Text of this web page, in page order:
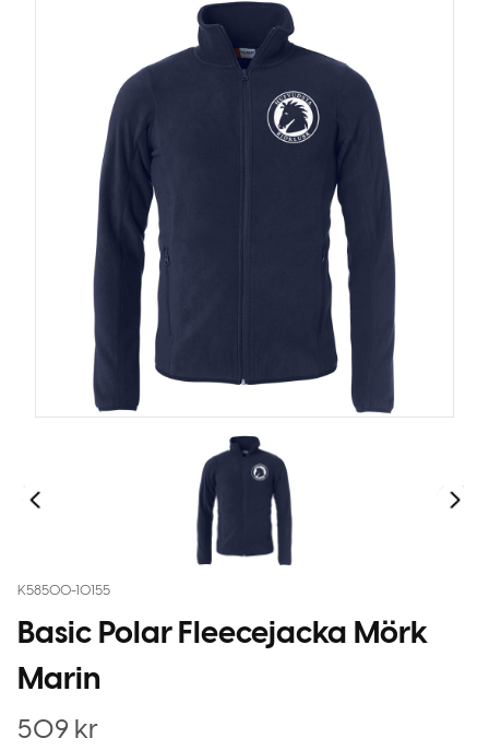
K58500-10155
Basic Polar Fleecejacka Mörk
Marin
509 kr